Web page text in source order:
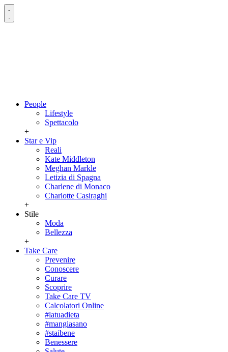
People
Lifestyle
Spettacolo
+
Star e Vip
Reali
Kate Middleton
Meghan Markle
Letizia di Spagna
Charlene di Monaco
Charlotte Casiraghi
+
Stile
Moda
Bellezza
+
Take Care
Prevenire
Conoscere
Curare
Scoprire
Take Care TV
Calcolatori Online
#latuadieta
#mangiasano
#staibene
Benessere